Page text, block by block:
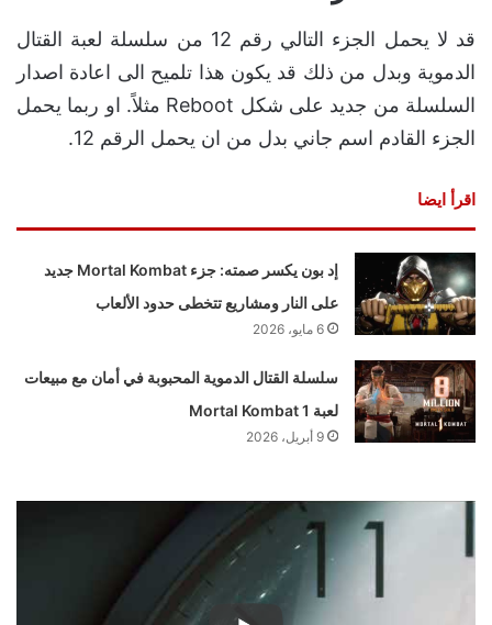
قد لا يحمل الجزء التالي رقم 12 من سلسلة لعبة القتال
الدموية وبدل من ذلك قد يكون هذا تلميح الى اعادة اصدار
السلسلة من جديد على شكل Reboot مثلاً. او ربما يحمل
الجزء القادم اسم جاني بدل من ان يحمل الرقم 12.
اقرأ ايضا
إد بون يكسر صمته: جزء Mortal Kombat جديد
على النار ومشاريع تتخطى حدود الألعاب
6 مايو، 2026
سلسلة القتال الدموية المحبوبة في أمان مع مبيعات
لعبة Mortal Kombat 1
9 أبريل، 2026